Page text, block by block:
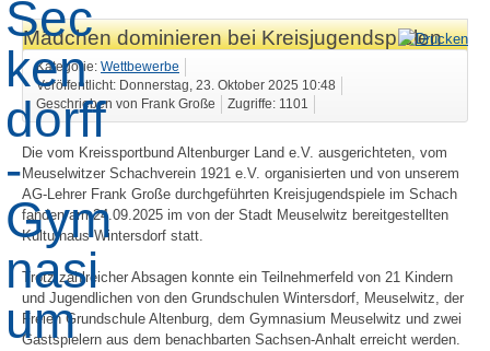
Mädchen dominieren bei Kreisjugendspielen
Kategorie: Wettbewerbe
Veröffentlicht: Donnerstag, 23. Oktober 2025 10:48
Geschrieben von Frank Große
Zugriffe: 1101
Die vom Kreissportbund Altenburger Land e.V. ausgerichteten, vom
Meuselwitzer Schachverein 1921 e.V. organisierten und von unserem
AG-Lehrer Frank Große durchgeführten Kreisjugendspiele im Schach
fanden am 24.09.2025 im von der Stadt Meuselwitz bereitgestellten
Kulturhaus Wintersdorf statt.
Trotz zahlreicher Absagen konnte ein Teilnehmerfeld von 21 Kindern
und Jugendlichen von den Grundschulen Wintersdorf, Meuselwitz, der
Freien Grundschule Altenburg, dem Gymnasium Meuselwitz und zwei
Gastspielern aus dem benachbarten Sachsen-Anhalt erreicht werden.